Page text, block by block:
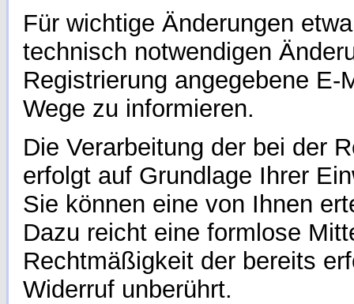
Für wichtige Änderungen
technisch notwendigen
Registrierung angegebene
Wege zu informieren.
Die Verarbeitung der bei der
erfolgt auf Grundlage Ihrer
Sie können eine von Ihnen
Dazu reicht eine formlose
Rechtmäßigkeit der bereits
Widerruf unberührt.